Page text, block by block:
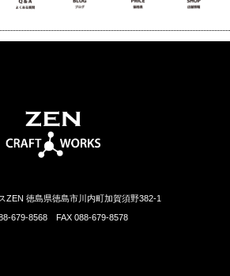
ZEN 徳島県徳島市川内町加賀須野382-1
679-8568 FAX 088-679-8578